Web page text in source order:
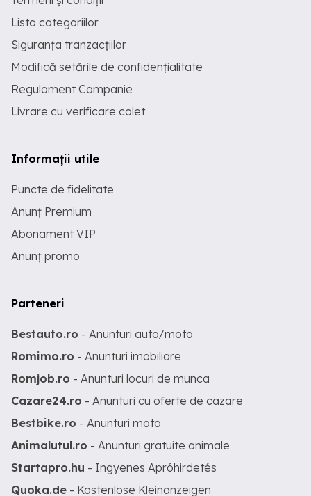
Lista categoriilor
Siguranța tranzacțiilor
Modifică setările de confidențialitate
Regulament Campanie
Livrare cu verificare colet
Informații utile
Puncte de fidelitate
Anunț Premium
Abonament VIP
Anunț promo
Parteneri
Bestauto.ro - Anunturi auto/moto
Romimo.ro - Anunturi imobiliare
Romjob.ro - Anunturi locuri de munca
Cazare24.ro - Anunturi cu oferte de cazare
Bestbike.ro - Anunturi moto
Animalutul.ro - Anunturi gratuite animale
Startapro.hu - Ingyenes Apróhirdetés
Quoka.de - Kostenlose Kleinanzeigen